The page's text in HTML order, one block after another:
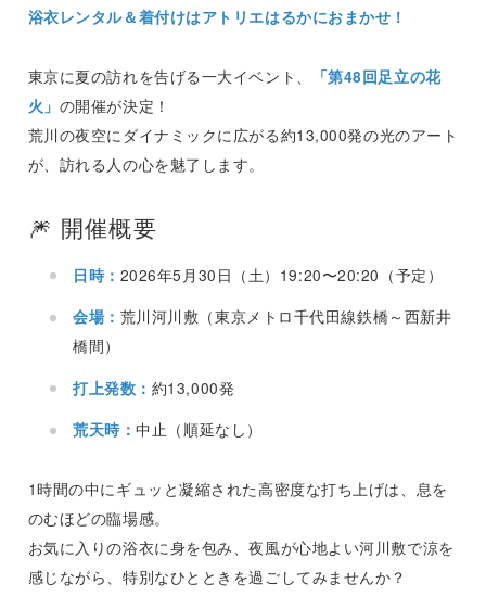
浴衣レンタル＆着付けはアトリエはるかにおまかせ！
東京に夏の訪れを告げる一大イベント、
「第48回足立の花
火」 の開催が決定！
荒川の夜空にダイナミックに広がる約13,000発の光のアート
が、訪れる人の心を魅了します。
🎆 開催概要
日時： 2026年5月30日（土）19:20〜20:20（予定）
会場： 荒川河川敷（東京メトロ千代田線鉄橋～西新井
橋間）
打上発数： 約13,000発
荒天時：中止（順延なし）
1時間の中にギュッと凝縮された高密度な打ち上げは、息を
のむほどの臨場感。
お気に入りの浴衣に身を包み、夜風が心地よい河川敷で涼を
感じながら、特別なひとときを過ごしてみませんか？